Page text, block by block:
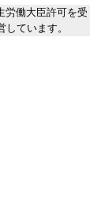
労働大臣許可を受
ています。